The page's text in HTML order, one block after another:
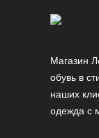
Магазин
обувь в
наших
одежда с